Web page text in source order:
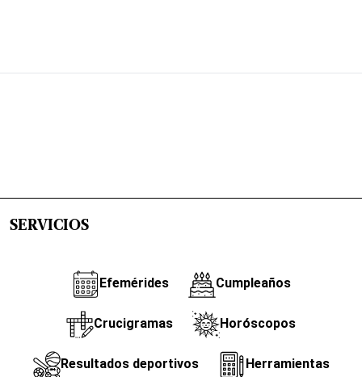
SERVICIOS
Efemérides Cumpleaños
Crucigramas Horóscopos
Resultados deportivos Herramientas